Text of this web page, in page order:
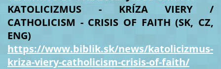
KATOLICIZMUS - KRÍZA VIERY /
CATHOLICISM - CRISIS OF FAITH (SK, CZ,
ENG)
https://www.biblik.sk/news/katolicizmus-
kriza-viery-catholicism-crisis-of-faith/